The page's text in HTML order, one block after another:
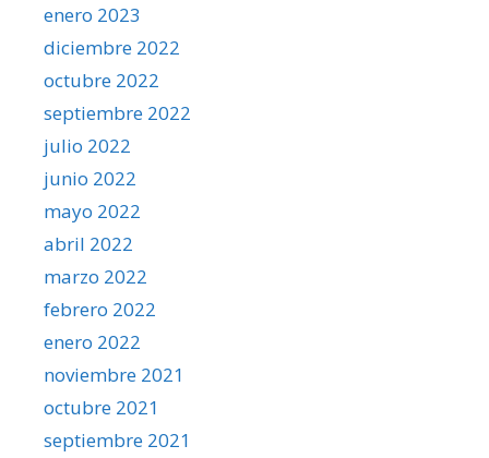
enero 2023
diciembre 2022
octubre 2022
septiembre 2022
julio 2022
junio 2022
mayo 2022
abril 2022
marzo 2022
febrero 2022
enero 2022
noviembre 2021
octubre 2021
septiembre 2021